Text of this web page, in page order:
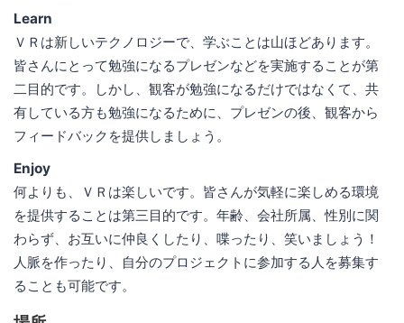
Learn
ＶＲは新しいテクノロジーで、学ぶことは山ほどあります。
皆さんにとって勉強になるプレゼンなどを実施することが第
二目的です。しかし、観客が勉強になるだけではなくて、共
有している方も勉強になるために、プレゼンの後、観客から
フィードバックを提供しましょう。
Enjoy
何よりも、ＶＲは楽しいです。皆さんが気軽に楽しめる環境
を提供することは第三目的です。年齢、会社所属、性別に関
わらず、お互いに仲良くしたり、喋ったり、笑いましょう！
人脈を作ったり、自分のプロジェクトに参加する人を募集す
ることも可能です。